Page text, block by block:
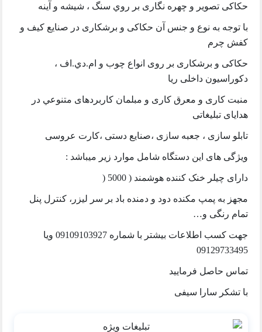
حكاكی تصوير و چهره نگاری بر روي سنگ ، شيشه و آينه
با توجه به نوع و جنس آن حكاكی و برشكاری در صنايع كيف و
كفش چرم
حكاكی و برشكاری بر روی انواع چوب و ام.دي.اف ،
دكوراسيون داخلی ريا
منبت كاری و معرق كاری و مبلمان كاربردهای متنوعي در
هدايای تبليغاتی
تابلو سازی ، جعبه سازی ،صنايع دستی ،كارت عروسی
ويژگی های اين دستگاه شامل موارد زير ميباشد :
دارای چيلر خنک كننده هوشمند ( 5000 (
مجهز به پمپ مكنده دود و دمنده باد بر سر ليزر، کنترل پنل
تمام رنگی و…
جهت كسب اطلاعات بيشتر با شماره 09109103927 ویا
09129733495
تماس حاصل فرماييد
با تشكر سارا سيفی